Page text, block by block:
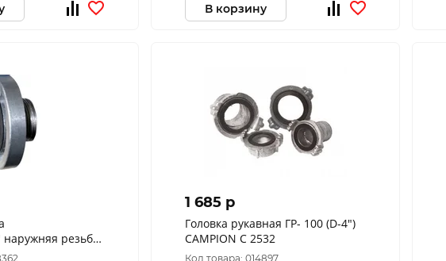
В корзину
резьба
2" 66M
1 685 p
Головка рукавная ГР- 100 (D-4")
CAMPION C 2532
Код товара: 014897